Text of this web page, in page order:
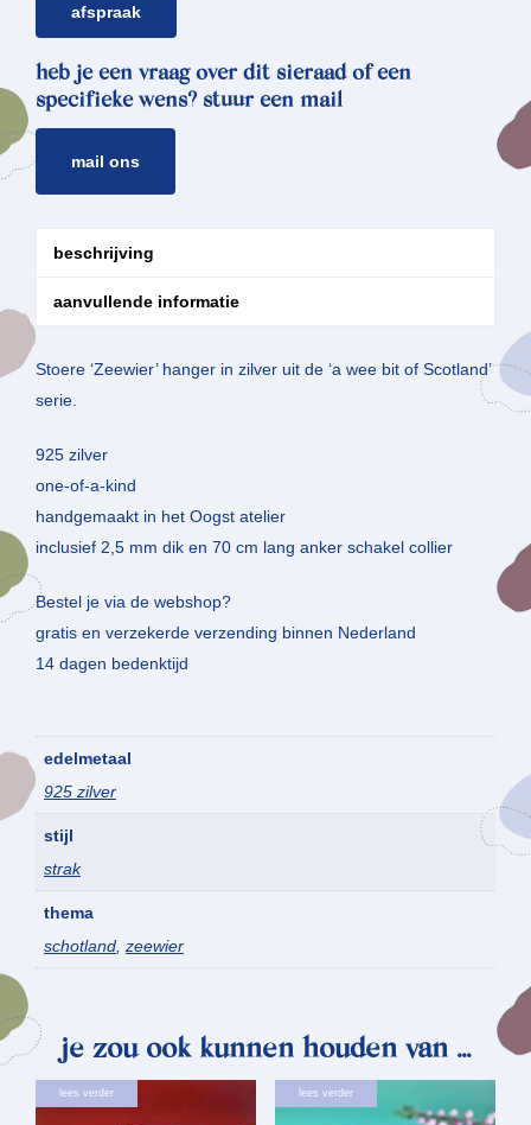
afspraak
heb je een vraag over dit sieraad of een
specifieke wens? stuur een mail
mail ons
beschrijving
aanvullende informatie
Stoere ‘Zeewier’ hanger in zilver uit de ‘a wee bit of Scotland’
serie.
925 zilver
one-of-a-kind
handgemaakt in het Oogst atelier
inclusief 2,5 mm dik en 70 cm lang anker schakel collier
Bestel je via de webshop?
gratis en verzekerde verzending binnen Nederland
14 dagen bedenktijd
edelmetaal
925 zilver
stijl
strak
thema
schotland zeewier
je zou ook kunnen houden van …
lees verder lees verder